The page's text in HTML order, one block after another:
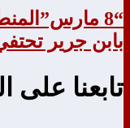
“8
بابن جرير
تابعنا على